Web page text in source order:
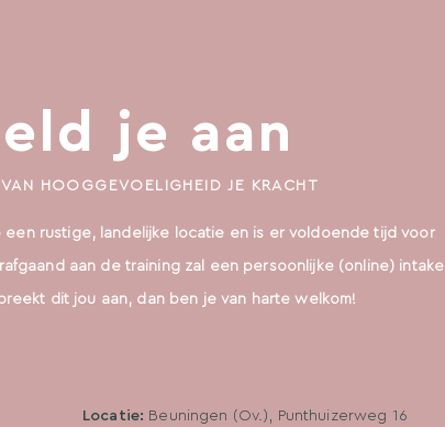
je aan
HOOGGEVOELIGHEID JE KRACHT
een rustige, landelijke locatie en is er voldoende tijd voor
aan de training zal een persoonlijke (online) intake
dit jou aan, dan ben je van harte welkom!
Locatie: Beuningen (Ov.), Punthuizerweg 16